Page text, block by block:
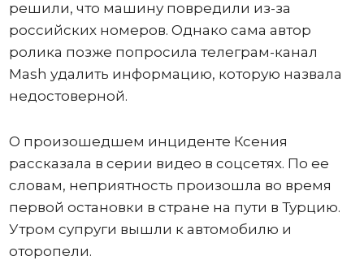
решили, что машину повредили из-за
российских номеров. Однако сама автор
ролика позже попросила телеграм-канал
Mash удалить информацию, которую назвала
недостоверной.
О произошедшем инциденте Ксения
рассказала в серии видео в соцсетях. По ее
словам, неприятность произошла во время
первой остановки в стране на пути в Турцию.
Утром супруги вышли к автомобилю и
оторопели.